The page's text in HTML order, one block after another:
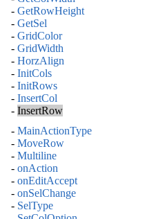
- GetRowHeight
- GetSel
- GridColor
- GridWidth
- HorzAlign
- InitCols
- InitRows
- InsertCol
- InsertRow
- MainActionType
- MoveRow
- Multiline
- onAction
- onEditAccept
- onSelChange
- SelType